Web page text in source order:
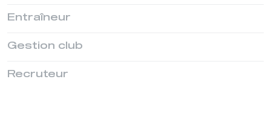
Entraîneur
Gestion club
Recruteur